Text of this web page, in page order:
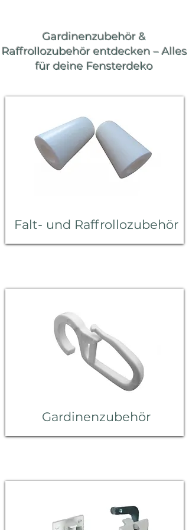
Gardinenzubehör &
Raffrollozubehör entdecken – Alles
für deine Fensterdeko
Falt- und Raffrollozubehör
Gardinenzubehör